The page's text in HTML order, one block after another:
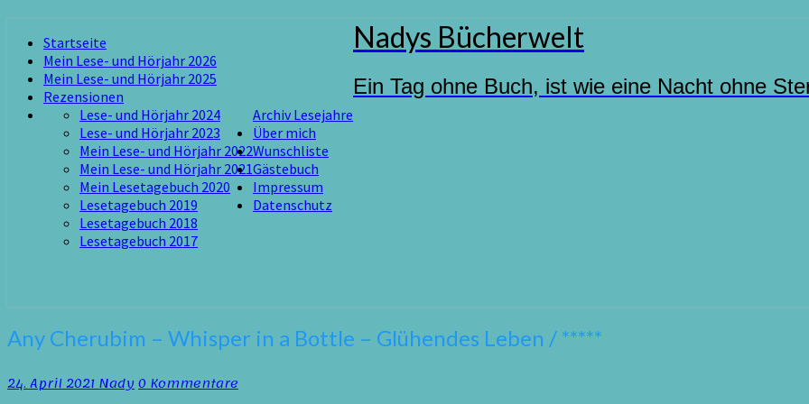
content
Startseite
Mein Lese- und Hörjahr 2026
Mein Lese- und Hörjahr 2025
Rezensionen
Archiv Lesejahre
Lese- und Hörjahr 2024
Lese- und Hörjahr 2023
Mein Lese- und Hörjahr 2022
Mein Lese- und Hörjahr 2021
Mein Lesetagebuch 2020
Lesetagebuch 2019
Lesetagebuch 2018
Lesetagebuch 2017
Über mich
Wunschliste
Gästebuch
Impressum
Datenschutz
Nadys Bücherwelt
Ein Tag ohne Buch, ist wie eine Nacht ohne
Any
Cherubim
Whisper
Any Cherubim – Whisper in a Bottle – Glühendes Leben / *****
24. April 2021NadyKommentare
0 Kommentare